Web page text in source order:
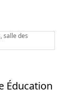
salle des
Éducation